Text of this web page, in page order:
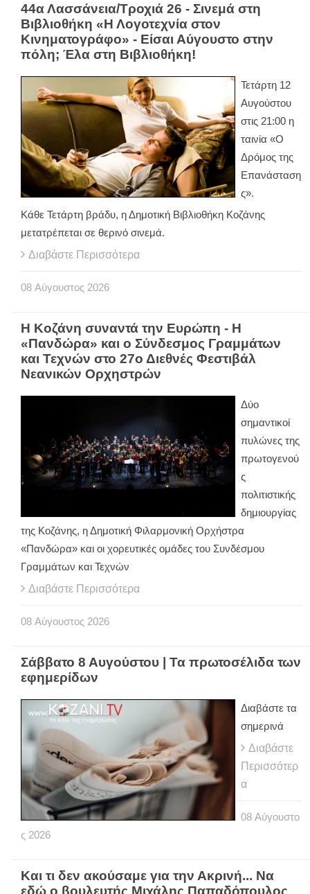
44α Λασσάνεια/Τροχιά 26 - Σινεμά στη
Βιβλιοθήκη «Η Λογοτεχνία στον
Κινηματογράφο» - Είσαι Αύγουστο στην
πόλη; Έλα στη Βιβλιοθήκη!
Τετάρτη 12
Αυγούστου
στις 21:00 η
ταινία «Ο
Δρόμος της
Επανάσταση
ς».
Κάθε Τετάρτη βράδυ, η Δημοτική Βιβλιοθήκη Κοζάνης
μετατρέπεται σε θερινό σινεμά.
Διαβάστε Περισσότερα
08 Αύγουστος 2026
Η Κοζάνη συναντά την Ευρώπη - Η
«Πανδώρα» και ο Σύνδεσμος Γραμμάτων
και Τεχνών στο 27ο Διεθνές Φεστιβάλ
Νεανικών Ορχηστρών
Δύο
σημαντικοί
πυλώνες της
πρωτογενού
ς
πολιτιστικής
δημιουργίας
της Κοζάνης, η Δημοτική Φιλαρμονική Ορχήστρα
«Πανδώρα» και οι χορευτικές ομάδες του Συνδέσμου
Γραμμάτων και Τεχνών
Διαβάστε Περισσότερα
08 Αύγουστος 2026
Σάββατο 8 Αυγούστου | Τα πρωτοσέλιδα των
εφημερίδων
Διαβάστε τα
σημερινά
Διαβάστε
Περισσότερ
α
08 Αύγουστο
ς 2026
Και τι δεν ακούσαμε για την Ακρινή... Να
εδώ ο βουλευτής Μιχάλης Παπαδόπουλος